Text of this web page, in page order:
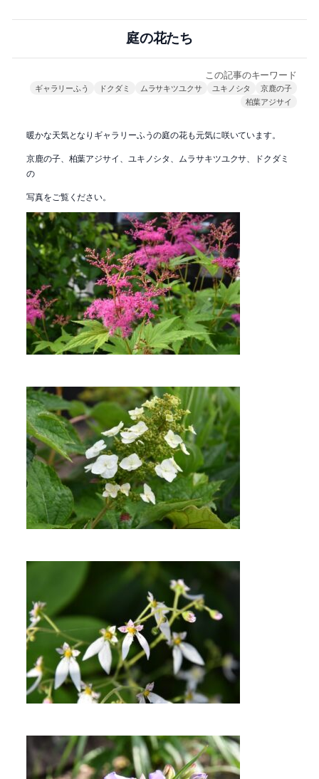
庭の花たち
この記事のキーワード
ギャラリーふう ドクダミ ムラサキツユクサ ユキノシタ
京鹿の子
柏葉アジサイ
暖かな天気となりギャラリーふうの庭の花も元気に咲いています。
京鹿の子、柏葉アジサイ、ユキノシタ、ムラサキツユクサ、ドクダミ
の
写真をご覧ください。